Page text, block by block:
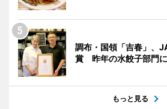
調布・国領「吉春」、
賞 昨年の水餃子部門
もっと見る